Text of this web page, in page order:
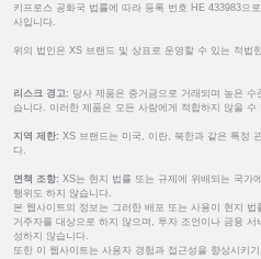
키프로스 공화국 법률에 따라 등록 번호 HE 433983으
사입니다.
위의 법인은 XS 브랜드 및 상표로 운영할 수 있는 적법
리스크 경고: 당사 제품은 증거금으로 거래되며 높은
습니다. 이러한 제품은 모든 사람에게 적합하지 않을 수
지역 제한: XS 브랜드는 미국, 이란, 북한과 같은 특정
다.
면책 조항: XS는 현지 법률 또는 규제에 위배되는 국가
행위도 하지 않습니다.
본 웹사이트의 정보는 그러한 배포 또는 사용이 현지
거주자를 대상으로 하지 않으며, 투자 조언이나 금융
성하지 않습니다.
또한 이 웹사이트는 사용자 경험과 접근성을 향상시키